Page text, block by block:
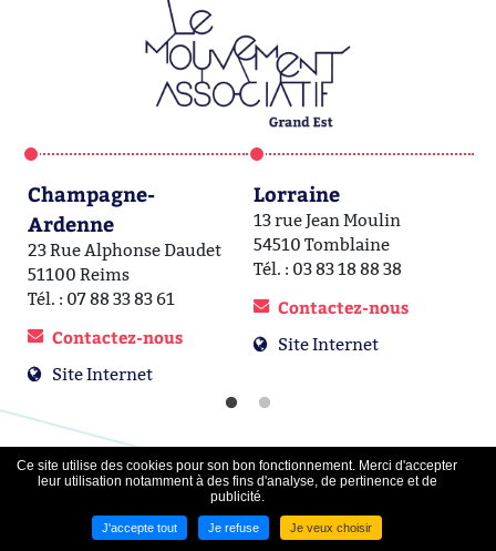
Ce site utilise des cookies pour son bon fonctionnement. Merci d'accepter
leur utilisation notamment à des fins d'analyse, de pertinence et de
publicité.
J'accepte tout Je refuse Je veux choisir
Champagne-
Ardenne
23 Rue Alphonse Daudet
51100 Reims
Tél. : 07 88 33 83 61
Contactez-nous
Site Internet
Lorraine
13 rue Jean Moulin
54510 Tomblaine
Tél. : 03 83 18 88 38
Contactez-nous
Site Internet
Contact-Mentions légales-Plan du site -Cgp-Données
personnelles-Nous contacter
Imaginé parNeftis - CMS :Flexit©‎